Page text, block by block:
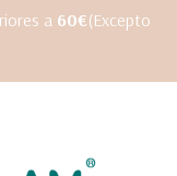
a 60€(Excepto